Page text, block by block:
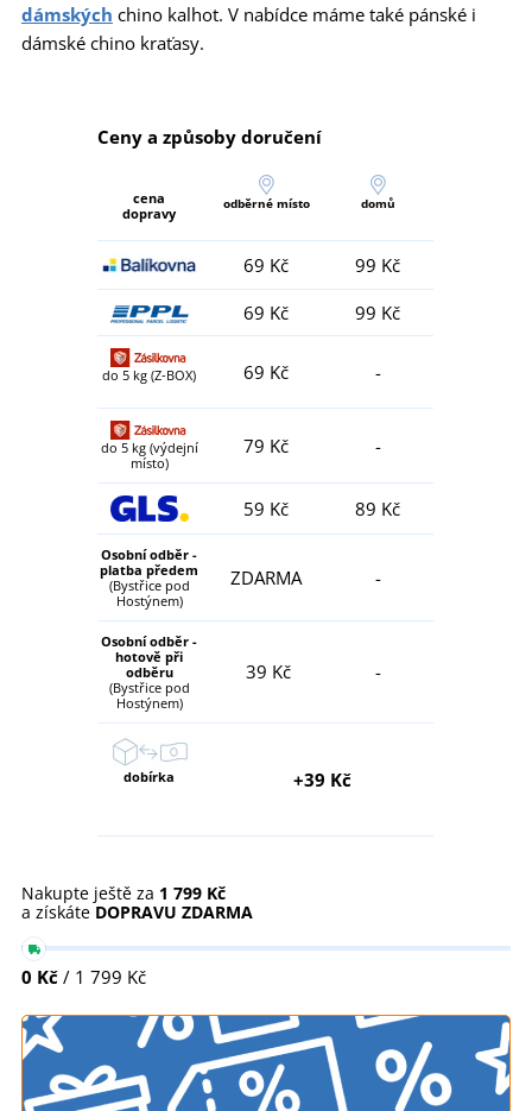
dámských chino kalhot. V nabídce máme také pánské i
dámské chino kraťasy.
Ceny a způsoby doručení
cena
dopravy
odběrné místo domů
69 Kč
99 Kč
69 Kč
99 Kč
do 5 kg (Z-BOX) 69 Kč -
do 5 kg (výdejní
místo)
79 Kč -
59 Kč 89 Kč
Osobní odběr -
platba předem
(Bystřice pod
Hostýnem)
ZDARMA -
Osobní odběr -
hotově při
odběru
(Bystřice pod
Hostýnem)
39 Kč -
dobírka +39 Kč
Nakupte ještě za 1 799 Kč
a získáte DOPRAVU ZDARMA
0 Kč / 1 799 Kč